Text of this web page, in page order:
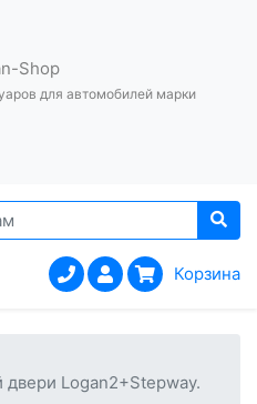
Shop
для автомобилей марки
Корзина
двери Logan2+Stepway.